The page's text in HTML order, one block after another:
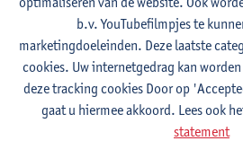
Stadscampus
Toon e-mailadres
Venusstraat 23
2000 Antwerpen, BEL
b.v. YouTubefilmpjes te
marketingdoeleinden. Deze laatste
cookies. Uw internetgedrag kan
deze tracking cookies Door op
gaat u hiermee akkoord. Lees ook
statement